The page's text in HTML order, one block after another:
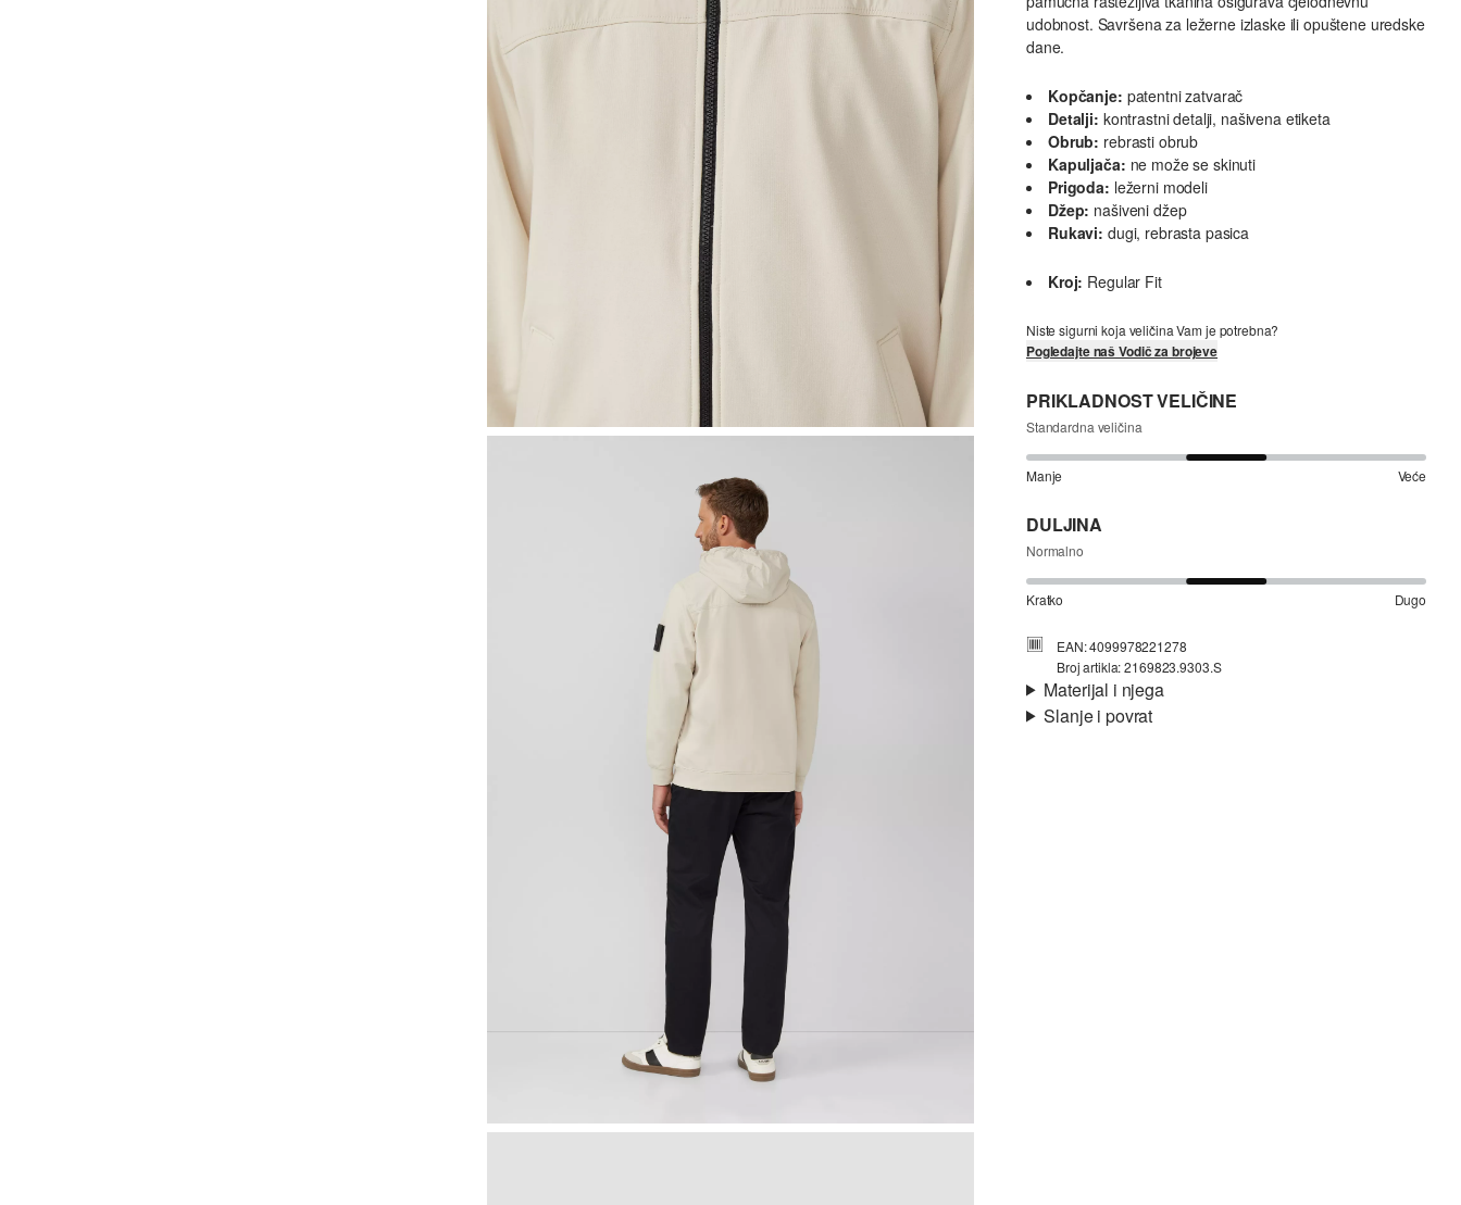
udobnost. Savršena za ležerne izlaske ili opuštene uredske
dane.
Kopčanje: patentni zatvarač
Detalji: kontrastni detalji, našivena etiketa
Obrub: rebrasti obrub
Kapuljača: ne može se skinuti
Prigoda: ležerni modeli
Džep: našiveni džep
Rukavi: dugi, rebrasta pasica
Kroj: Regular Fit
Niste sigurni koja veličina Vam je potrebna?
Pogledajte naš Vodič za brojeve
PRIKLADNOST VELIČINE
Standardna veličina
Manje Veće
DULJINA
Normalno
Kratko Dugo
EAN: 4099978221278
Broj artikla: 2169823.9303.S
Materijal i njega
Slanje i povrat